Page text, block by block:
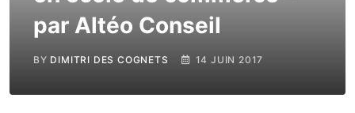
par Altéo Conseil
BY DIMITRI DES COGNETS 14 JUIN 2017